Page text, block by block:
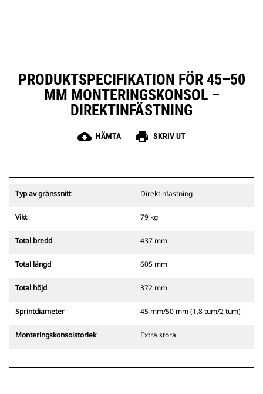
PRODUKTSPECIFIKATION FÖR 45–50
MM MONTERINGSKONSOL –
DIREKTINFÄSTNING
cloud_download HÄMTA print SKRIV UT
Typ av gränssnitt Direktinfästning
Vikt 79 kg
Total bredd 437 mm
Total längd 605 mm
Total höjd 372 mm
Sprintdiameter 45 mm/50 mm (1,8 tum/2 tum)
Monteringskonsolstorlek Extra stora